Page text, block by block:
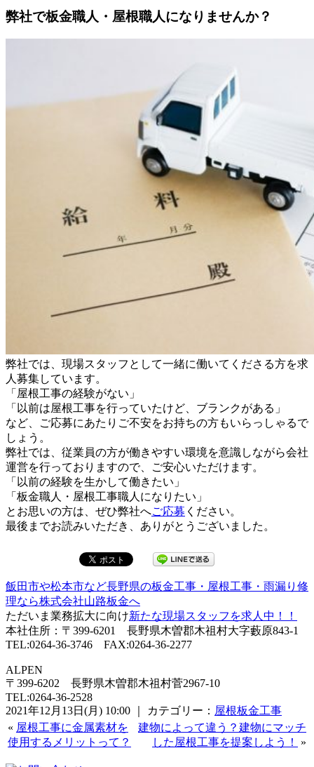
弊社で板金職人・屋根職人になりませんか？
弊社では、現場スタッフとして一緒に働いてくださる方を求
人募集しています。
「屋根工事の経験がない」
「以前は屋根工事を行っていたけど、ブランクがある」
など、ご応募にあたりご不安をお持ちの方もいらっしゃるで
しょう。
弊社では、従業員の方が働きやすい環境を意識しながら会社
運営を行っておりますので、ご安心いただけます。
「以前の経験を生かして働きたい」
「板金職人・屋根工事職人になりたい」
とお思いの方は、ぜひ弊社へご応募 ください。
最後までお読みいただき、ありがとうございました。
飯田市や松本市など長野県の板金工事・屋根工事・雨漏り修
理なら株式会社山路板金へ
ただいま業務拡大に向け新たな現場スタッフを求人中！！
本社住所：〒399-6201 長野県木曽郡木祖村大字藪原843-1
TEL:0264-36-3746 FAX:0264-36-2277
ALPEN
〒399-6202 長野県木曽郡木祖村菅2967-10
TEL:0264-36-2528
2021年12月13日(月) 10:00 ｜ カテゴリー： 屋根板金工事
« 屋根工事に金属素材を
使用するメリットって？
建物によって違う？建物にマッチ
した屋根工事を提案しよう！
»